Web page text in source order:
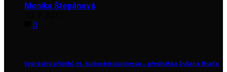
Monika Štepánová
0
Vyprávění příběhů vs. budování businessu – přednáška Dušana Murča